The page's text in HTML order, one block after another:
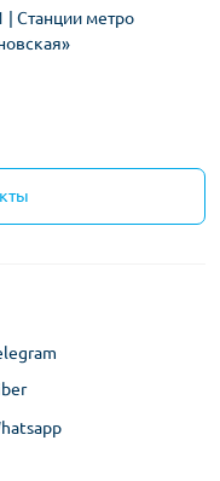
| Станции метро